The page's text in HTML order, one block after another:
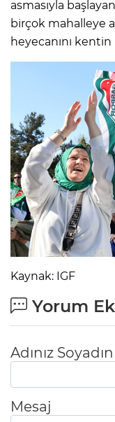
asmasıyla
birçok mahalleye
heyecanını kentin
Kaynak: IGF
Yorum
Adınız
Mesaj